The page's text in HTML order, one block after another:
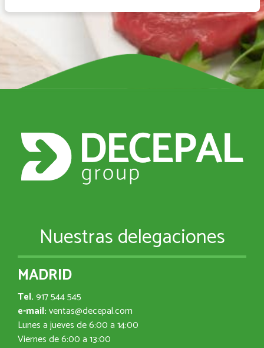
Nuestras delegaciones
MADRID
Tel.917 544 545
e-mail:ventas@decepal.com
Lunes a jueves de 6:00 a 14:00
Viernes de 6:00 a 13:00